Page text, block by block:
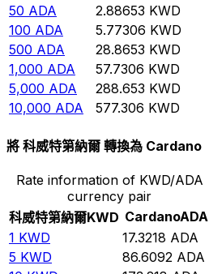
50 ADA 2.88653 KWD
100 ADA 5.77306 KWD
500 ADA 28.8653 KWD
1,000 ADA 57.7306 KWD
5,000 ADA 288.653 KWD
10,000 ADA 577.306 KWD
將 科威特第納爾 轉換為 Cardano
Rate information of KWD/ADA
currency pair
科威特第納爾KWD CardanoADA
1 KWD 17.3218 ADA
5 KWD 86.6092 ADA